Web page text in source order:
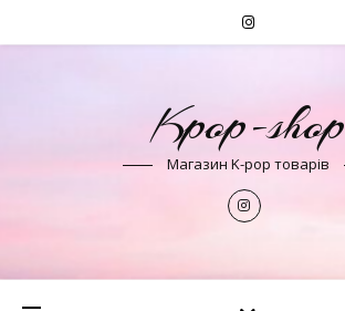
Kpop-shop
Магазин K-pop товарів